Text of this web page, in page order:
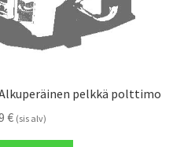
Alkuperäinen pelkkä polttimo
€ (sis alv)